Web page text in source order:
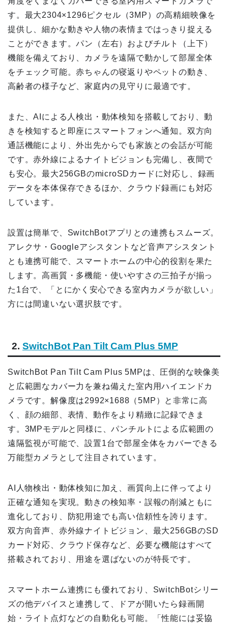
す。最大2304×1296ピクセル（3MP）の高精細映像を
提供し、細かな動きや人物の表情まではっきり捉える
ことができます。パン（左右）およびチルト（上下）
機能を備えており、カメラを遠隔で動かして部屋全体
をチェック可能。赤ちゃんの寝返りやペットの動き、
高齢者の様子など、家庭内の見守りに最適です。
また、AIによる人検出・動体検知を搭載しており、動
きを検知すると即座にスマートフォンへ通知。双方向
通話機能により、外出先からでも家族との会話が可能
です。赤外線によるナイトビジョンも完備し、夜間で
も安心。最大256GBのmicroSDカードに対応し、録画
データを本体保存できるほか、クラウド録画にも対応
しています。
設置は簡単で、SwitchBotアプリとの連携もスムーズ。
アレクサ・Googleアシスタントなど音声アシスタント
とも連携可能で、スマートホームの中心的役割を果た
します。高画質・多機能・使いやすさの三拍子が揃っ
た1台で、「とにかく安心できる室内カメラが欲しい」
方には間違いない選択肢です。
2. SwitchBot Pan Tilt Cam Plus 5MP
SwitchBot Pan Tilt Cam Plus 5MPは、圧倒的な映像美
と広範囲なカバー力を兼ね備えた室内用ハイエンドカ
メラです。解像度は2992×1688（5MP）と非常に高
く、顔の細部、表情、動作をより精緻に記録できま
す。3MPモデルと同様に、パンチルトによる広範囲の
遠隔監視が可能で、設置1台で部屋全体をカバーできる
万能型カメラとして注目されています。
AI人物検出・動体検知に加え、画質向上に伴ってより
正確な通知を実現。動きの検知率・誤報の削減ともに
進化しており、防犯用途でも高い信頼性を誇ります。
双方向音声、赤外線ナイトビジョン、最大256GBのSD
カード対応、クラウド保存など、必要な機能はすべて
搭載されており、用途を選ばないのが特長です。
スマートホーム連携にも優れており、SwitchBotシリー
ズの他デバイスと連携して、ドアが開いたら録画開
始・ライト点灯などの自動化も可能。「性能には妥協